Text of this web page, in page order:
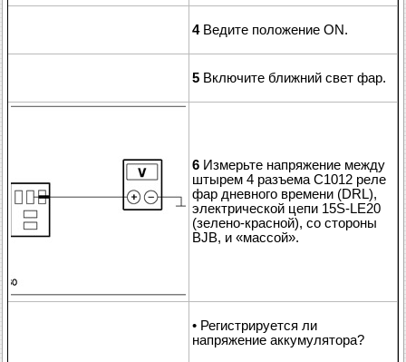
4 Ведите положение ON.
5 Включите ближний свет фар.
6 Измерьте напряжение между
штырем 4 разъема C1012 реле
фар дневного времени (DRL),
электрической цепи 15S-LE20
(зелено-красной), со стороны
BJB, и «массой».
• Регистрируется ли
напряжение аккумулятора?